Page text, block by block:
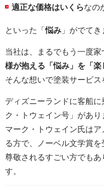
適正な価格はいくらなの
といった「悩み 」がでてき
当社は、まるでもう一度家
様が抱える「悩み」を「
そんな想いで塗装サービス
ディズニーランドに客船
ク・トウェイン号」があり
マーク・トウェイン氏は
る方で、ノーベル文学賞
尊敬されるすごい方でも
す。